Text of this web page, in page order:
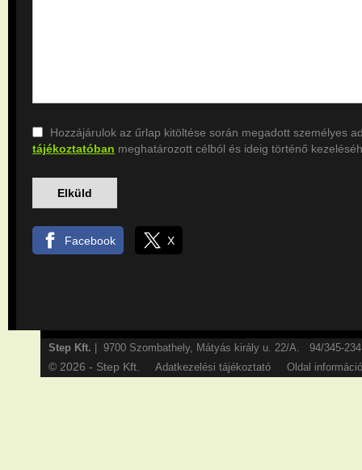
Hozzájárulok az űrlap kitöltése során megadott személyes
tájékoztatóban meghatározott célból és ideig történő
Facebook X
Step Kft. | 9700 Szombathely, Mátyás király u. 22/A. 94/345-
© 2026 - Step Kft. Adatkezelési tájékoztató Oldal